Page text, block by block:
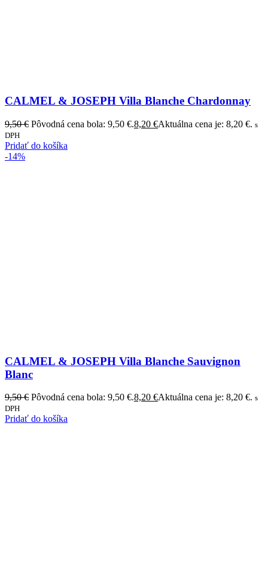
CALMEL & JOSEPH Villa Blanche Chardonnay
9,50€ Pôvodná cena bola: 9,50 €.8,20 €Aktuálna cena je: 8,20 €. s
DPH
Pridať do košíka
-14%
CALMEL & JOSEPH Villa Blanche Sauvignon
Blanc
9,50€ Pôvodná cena bola: 9,50 €.8,20 €Aktuálna cena je: 8,20 €. s
DPH
Pridať do košíka